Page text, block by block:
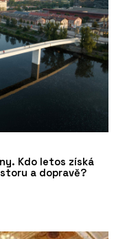
Kdo letos získá
a dopravě?